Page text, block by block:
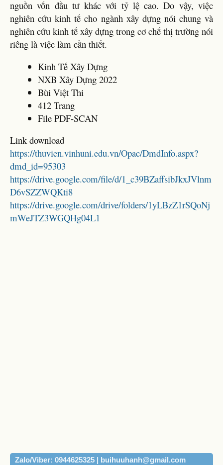
nguồn vốn đầu tư khác với tỷ lệ cao. Do vậy, việc
nghiên cứu kinh tế cho ngành xây dựng nói chung và
nghiên cứu kinh tế xây dựng trong cơ chế thị trường nói
riêng là việc làm cần thiết.
Kinh Tế Xây Dựng
NXB Xây Dựng 2022
Bùi Việt Thi
412 Trang
File PDF-SCAN
Link download
https://thuvien.vinhuni.edu.vn/Opac/DmdInfo.aspx?
dmd_id=95303
https://drive.google.com/file/d/1_c39BZaffsibJkxJVlnm
D6vSZZWQKti8
https://drive.google.com/drive/folders/1yLBzZ1rSQoNj
mWeJTZ3WGQHg04L1
Zalo/Viber: 0944625325 | buihuuhanh@gmail.com